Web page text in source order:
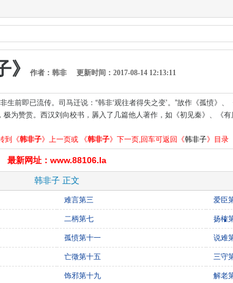
》 作者：韩非 更新时间：2017-08-14 12:13:11
前即已流传。司马迁说：“韩非‘观往者得失之变’。”故作《孤愤》、
为赞赏。西汉刘向校书，羼入了几篇他人著作，如《初见秦》、《
到《韩非子》上一页或 《韩非子》下一页,回车可返回《韩非子》目录
最新网址：www.88106.la
韩非子 正文
难言第三 爱臣
二柄第七 扬榷
孤愤第十一 说难
亡徵第十五 三守
饰邪第十九 解老